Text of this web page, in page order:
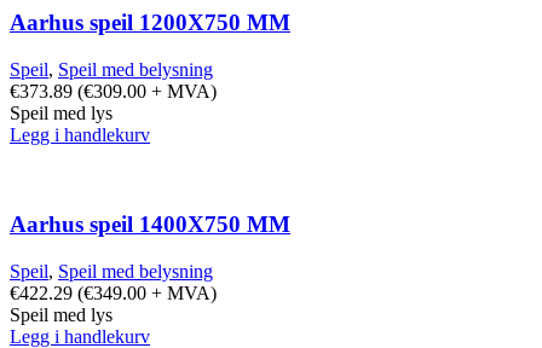
Aarhus speil 1200X750 MM
Speil, Speil med belysning
€373.89 (€309.00 + MVA)
Speil med lys
Legg i handlekurv
Aarhus speil 1400X750 MM
Speil, Speil med belysning
€422.29 (€349.00 + MVA)
Speil med lys
Legg i handlekurv